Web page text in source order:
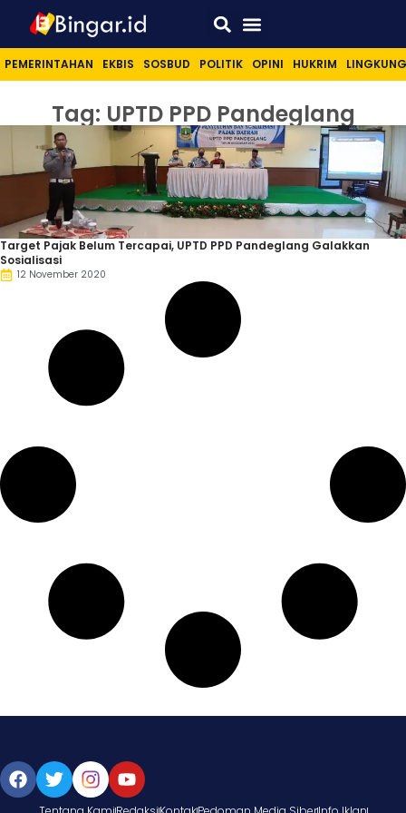
PEMERINTAHAN EKBIS SOSBUD POLITIK OPINI HUKRIM
Tag: UPTD PPD Pandeglang
Target Pajak Belum Tercapai, UPTD PPD Pandeglang Galakkan
Sosialisasi
12 November 2020